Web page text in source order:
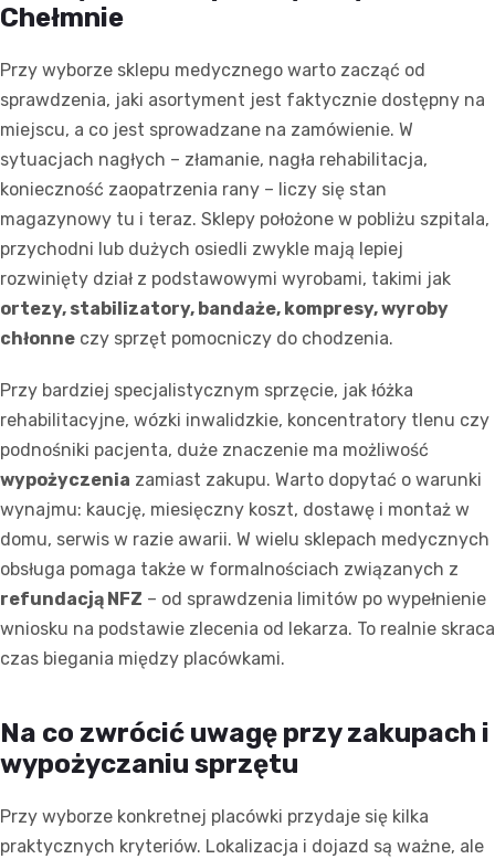
Chełmnie
Przy wyborze sklepu medycznego warto zacząć od
sprawdzenia, jaki asortyment jest faktycznie dostępny na
miejscu, a co jest sprowadzane na zamówienie. W
sytuacjach nagłych – złamanie, nagła rehabilitacja,
konieczność zaopatrzenia rany – liczy się stan
magazynowy tu i teraz. Sklepy położone w pobliżu szpitala,
przychodni lub dużych osiedli zwykle mają lepiej
rozwinięty dział z podstawowymi wyrobami, takimi jak
ortezy, stabilizatory, bandaże, kompresy, wyroby
chłonne czy sprzęt pomocniczy do chodzenia.
Przy bardziej specjalistycznym sprzęcie, jak łóżka
rehabilitacyjne, wózki inwalidzkie, koncentratory tlenu czy
podnośniki pacjenta, duże znaczenie ma możliwość
wypożyczenia zamiast zakupu. Warto dopytać o warunki
wynajmu: kaucję, miesięczny koszt, dostawę i montaż w
domu, serwis w razie awarii. W wielu sklepach medycznych
obsługa pomaga także w formalnościach związanych z
refundacją NFZ – od sprawdzenia limitów po wypełnienie
wniosku na podstawie zlecenia od lekarza. To realnie skraca
czas biegania między placówkami.
Na co zwrócić uwagę przy zakupach i
wypożyczaniu sprzętu
Przy wyborze konkretnej placówki przydaje się kilka
praktycznych kryteriów. Lokalizacja i dojazd są ważne, ale